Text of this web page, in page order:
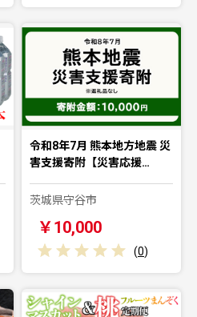
令和8年7月 熊本地方地震 災
害支援寄附【災害応援…
茨城県守谷市
￥10,000
(0)